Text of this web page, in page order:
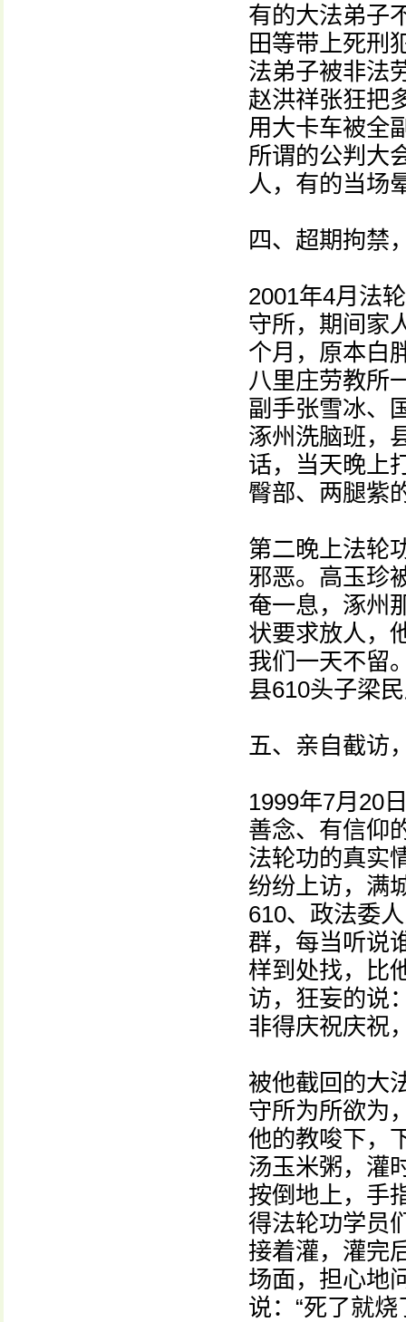
有的大法弟子
田等带上死刑
法弟子被非法
赵洪祥张狂把
用大卡车被全
所谓的公判大
人，有的当场
四、超期拘禁
2001年4月法
守所，期间家
个月，原本白
八里庄劳教所
副手张雪冰、
涿州洗脑班，
话，当天晚上
臀部、两腿紫
第二晚上法轮
邪恶。高玉珍
奄一息，涿州
状要求放人，
我们一天不留
县610头子梁
五、亲自截访
1999年7月20
善念、有信仰
法轮功的真实
纷纷上访，满
610、政法委
群，每当听说
样到处找，比
访，狂妄的说
非得庆祝庆祝
被他截回的大
守所为所欲为
他的教唆下，
汤玉米粥，灌
按倒地上，手
得法轮功学员
接着灌，灌完
场面，担心地
说：“死了就烧